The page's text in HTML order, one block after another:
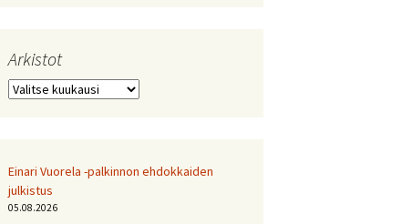
Arkistot
Arkistot
Einari Vuorela -palkinnon ehdokkaiden
julkistus
05.08.2026